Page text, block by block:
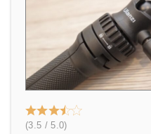
(3.5 / 5.0)